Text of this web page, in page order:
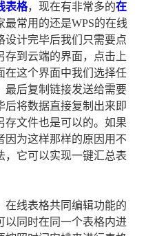
表格，现在有非常多的在
常用的还是WPS的在线
设计完毕后我们只需要点
存到云端的界面，点击上
在这个界面中我们选择任
最后复制链接发送给需要
后将数据直接复制出来即
存文件也是可以的。如果
因为这样那样的原因用不
，它可以实现一键汇总表
在线表格共同编辑功能的
以同时在同一个表格内进